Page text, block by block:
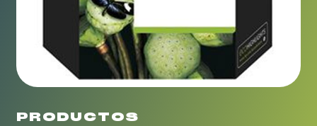
PRODUCTOS